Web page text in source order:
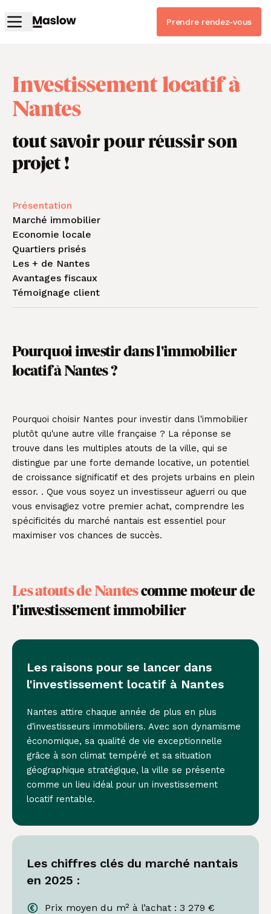
Prendre rendez-vous
Investissement locatif à
Nantes
tout savoir pour réussir son
projet !
Présentation
Marché immobilier
Economie locale
Quartiers prisés
Les + de Nantes
Avantages fiscaux
Témoignage client
Pourquoi investir dans l'immobilier
locatif à Nantes ?
Pourquoi choisir Nantes pour investir dans l'immobilier
plutôt qu'une autre ville française ? La réponse se
trouve dans les multiples atouts de la ville, qui se
distingue par une forte demande locative, un potentiel
de croissance significatif et des projets urbains en plein
essor. . Que vous soyez un investisseur aguerri ou que
vous envisagiez votre premier achat, comprendre les
spécificités du marché nantais est essentiel pour
maximiser vos chances de succès.
Les atouts de Nantescomme moteur de
l’investissement immobilier
Les raisons pour se lancer dans
l'investissement locatif à Nantes
Nantes attire chaque année de plus en plus
d'investisseurs immobiliers. Avec son dynamisme
économique, sa qualité de vie exceptionnelle
grâce à son climat tempéré et sa situation
géographique stratégique, la ville se présente
comme un lieu idéal pour un investissement
locatif rentable.
Les chiffres clés du marché nantais
en 2025 :
Prix moyen du m² à l’achat : 3 279 €